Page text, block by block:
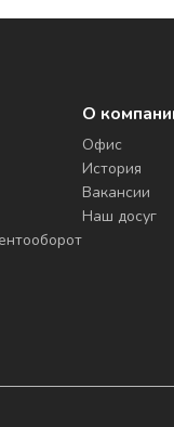
О
Офис
История
Вакансии
Наш досуг